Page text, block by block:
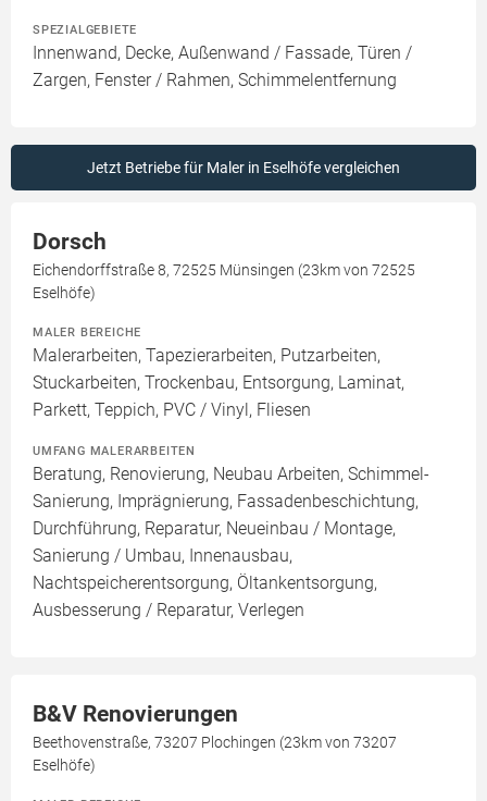
SPEZIALGEBIETE
Innenwand, Decke, Außenwand / Fassade, Türen /
Zargen, Fenster / Rahmen, Schimmelentfernung
Jetzt Betriebe für Maler in Eselhöfe vergleichen
Dorsch
Eichendorffstraße 8, 72525 Münsingen (23km von 72525
Eselhöfe)
MALER BEREICHE
Malerarbeiten, Tapezierarbeiten, Putzarbeiten,
Stuckarbeiten, Trockenbau, Entsorgung, Laminat,
Parkett, Teppich, PVC / Vinyl, Fliesen
UMFANG MALERARBEITEN
Beratung, Renovierung, Neubau Arbeiten, Schimmel-
Sanierung, Imprägnierung, Fassadenbeschichtung,
Durchführung, Reparatur, Neueinbau / Montage,
Sanierung / Umbau, Innenausbau,
Nachtspeicherentsorgung, Öltankentsorgung,
Ausbesserung / Reparatur, Verlegen
B&V Renovierungen
Beethovenstraße, 73207 Plochingen (23km von 73207
Eselhöfe)